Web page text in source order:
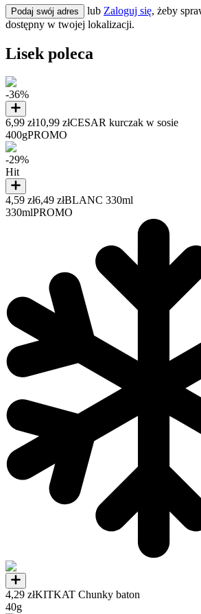
Podaj swój adres lub Zaloguj się, żeby
dostępny w twojej lokalizacji.
Lisek poleca
-36%
6,99 zł10,99 złCESAR kurczak w sosie
400gPROMO
-29%
Hit
4,59 zł6,49 złBLANC 330ml
330mlPROMO
4,29 złKITKAT Chunky baton
40g